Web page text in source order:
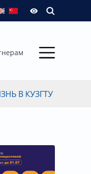
В КУЗГТУ